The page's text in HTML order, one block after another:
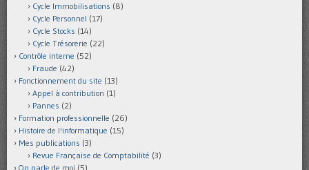
Cycle Immobilisations (8)
Cycle Personnel (17)
Cycle Stocks (14)
Cycle Trésorerie (22)
Contrôle interne (52)
Fraude (42)
Fonctionnement du site (13)
Appel à contribution (1)
Pannes (2)
Formation professionnelle (26)
Histoire de l'informatique (15)
Mes publications (3)
Revue Française de Comptabilité (3)
On parle de moi (5)